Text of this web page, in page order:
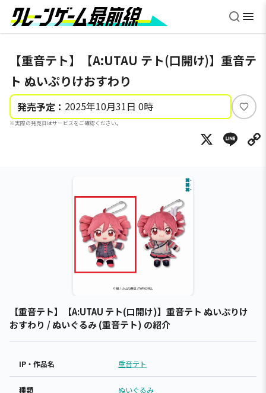
【重音テト】【A:UTAU テト(口開け)】重音テ
ト ぬいぷりけおすわり
発売予定： 2025年10月31日 0時
※実際の発売日はサービスをご確認ください。
い
ね
X
【重音テト】【A:UTAU テト(口開け)】重音テト ぬいぷりけ
おすわり / ぬいぐるみ (重音テト) の紹介
IP・作品名 重音テト
種類 ぬいぐるみ